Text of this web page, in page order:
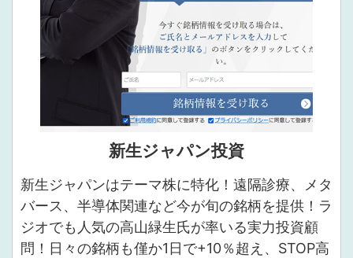
新生ジャパン投資
新生ジャパンはテーマ株に特化！遠隔診療、メタ
バース、半導体関連など今が旬の銘柄を提供！ラ
ジオでも人気の高山緑生氏が率いる実力投資顧
問！日々の銘柄も僅か1日で+10％超え、STOP高